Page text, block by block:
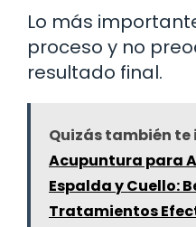
Lo más
proceso y no
resultado final.
Quizás también te
Acupuntura para
Espalda y Cuello:
Tratamientos